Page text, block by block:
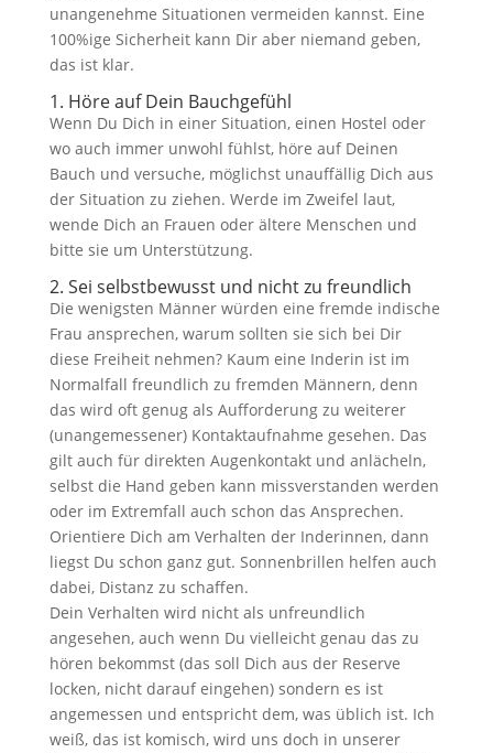
unangenehme Situationen vermeiden kannst. Eine
100%ige Sicherheit kann Dir aber niemand geben,
das ist klar.
1. Höre auf Dein Bauchgefühl
Wenn Du Dich in einer Situation, einen Hostel oder
wo auch immer unwohl fühlst, höre auf Deinen
Bauch und versuche, möglichst unauffällig Dich aus
der Situation zu ziehen. Werde im Zweifel laut,
wende Dich an Frauen oder ältere Menschen und
bitte sie um Unterstützung.
2. Sei selbstbewusst und nicht zu freundlich
Die wenigsten Männer würden eine fremde indische
Frau ansprechen, warum sollten sie sich bei Dir
diese Freiheit nehmen? Kaum eine Inderin ist im
Normalfall freundlich zu fremden Männern, denn
das wird oft genug als Aufforderung zu weiterer
(unangemessener) Kontaktaufnahme gesehen. Das
gilt auch für direkten Augenkontakt und anlächeln,
selbst die Hand geben kann missverstanden werden
oder im Extremfall auch schon das Ansprechen.
Orientiere Dich am Verhalten der Inderinnen, dann
liegst Du schon ganz gut. Sonnenbrillen helfen auch
dabei, Distanz zu schaffen.
Dein Verhalten wird nicht als unfreundlich
angesehen, auch wenn Du vielleicht genau das zu
hören bekommst (das soll Dich aus der Reserve
locken, nicht darauf eingehen) sondern es ist
angemessen und entspricht dem, was üblich ist. Ich
weiß, das ist komisch, wird uns doch in unserer